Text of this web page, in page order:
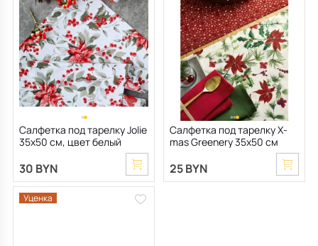
Салфетка под тарелку Jolie
35х50 см, цвет белый
30 BYN
Салфетка под тарелку X-
mas Greenery 35x50 см
25 BYN
Уценка